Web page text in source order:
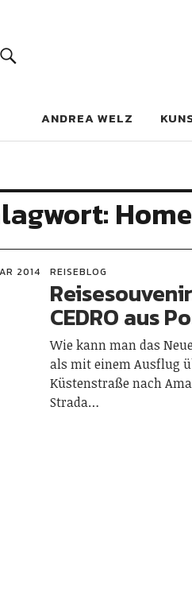
ANDREA WELZ
2014
REISEBLOG
CEDRO aus
Wie kann man das
als mit einem Ausflug
Küstenstraße nach
Strada…